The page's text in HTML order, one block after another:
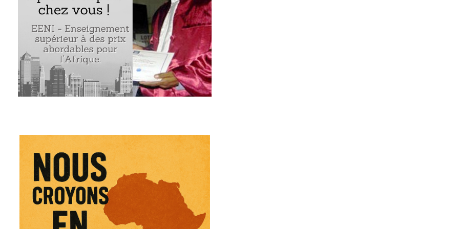
régionale en Afrique
pour l’intensification du commerce intra-africain
et l’intégration régionale en Afrique
en Afrique
en Afrique
de développement des infrastructures en Afrique (PIDA)
pour l’Harmonisation en Afrique du Droit des Affaires (OHADA)
EAC-SADC
échange africaine
Exemple : l’intégration régionale en Afrique
programme (PDF)
African Regional Integration
Integração Regional na África